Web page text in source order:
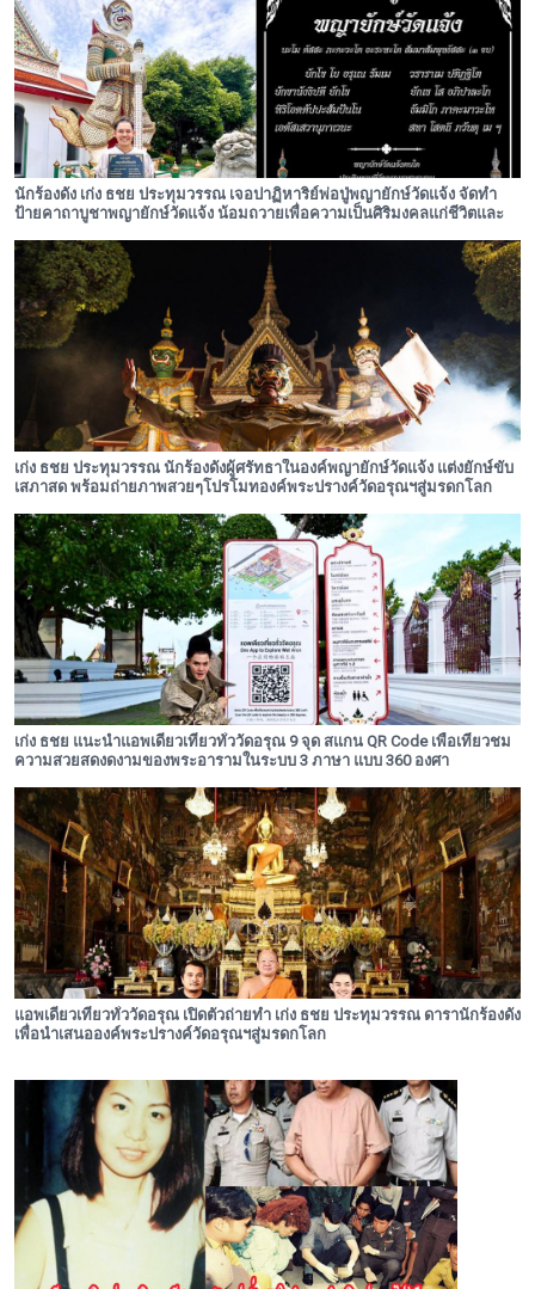
นักร้องดัง เก่ง ธชย ประทุมวรรณ เจอปาฏิหาริย์พ่อปู่พญายักษ์วัดแจ้ง จัดทำ
ป้ายคาถาบูชาพญายักษ์วัดแจ้ง น้อมถวายเพื่อความเป็นศิริมงคลแก่ชีวิตและ
เก่ง ธชย ประทุมวรรณ นักร้องดังผู้ศรัทธาในองค์พญายักษ์วัดแจ้ง แต่งยักษ์ขับ
เสภาสด พร้อมถ่ายภาพสวยๆโปรโมทองค์พระปรางค์วัดอรุณฯสู่มรดกโลก
เก่ง ธชย แนะนำแอพเดียวเที่ยวทั่ววัดอรุณ 9 จุด สแกน QR Code เพื่อเที่ยวชม
ความสวยสดงดงามของพระอารามในระบบ 3 ภาษา แบบ 360 องศา
แอพเดียวเที่ยวทั่ววัดอรุณ เปิดตัวถ่ายทำ เก่ง ธชย ประทุมวรรณ ดารานักร้องดัง
เพื่อนำเสนอองค์พระปรางค์วัดอรุณฯสู่มรดกโลก